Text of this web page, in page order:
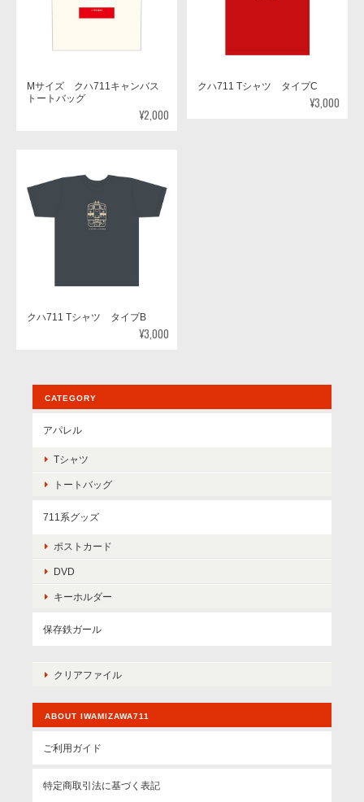
Mサイズ クハ711キャンバス
トートバッグ
¥2,000
クハ711 Tシャツ タイプC
¥3,000
クハ711 Tシャツ タイプB
¥3,000
CATEGORY
アパレル
Tシャツ
トートバッグ
711系グッズ
ポストカード
DVD
キーホルダー
保存鉄ガール
クリアファイル
ABOUT IWAMIZAWA711
ご利用ガイド
特定商取引法に基づく表記